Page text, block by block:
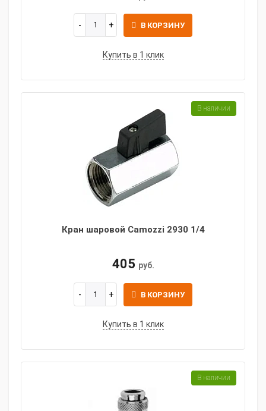
В КОРЗИНУ
Купить в 1 клик
Кран шаровой Camozzi 2930 1/4
405 руб.
В КОРЗИНУ
Купить в 1 клик
В наличии
В наличии